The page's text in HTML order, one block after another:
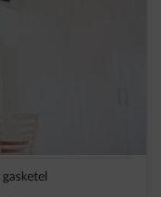
verkoelen of